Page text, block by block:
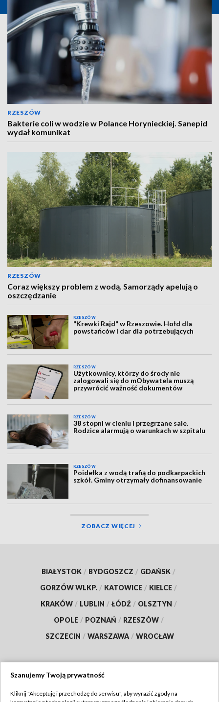
RZESZÓW
Bakterie coli w wodzie w Polance Horynieckiej. Sanepid
wydał komunikat
RZESZÓW
Coraz większy problem z wodą. Samorządy apelują o
oszczędzanie
RZESZÓW
"Krewki Rajd" w Rzeszowie. Hołd dla
powstańców i dar dla potrzebujących
RZESZÓW
Użytkownicy, którzy do środy nie
zalogowali się do mObywatela muszą
przywrócić ważność dokumentów
RZESZÓW
38 stopni w cieniu i przegrzane sale.
Rodzice alarmują o warunkach w szpitalu
RZESZÓW
Poidełka z wodą trafią do podkarpackich
szkół. Gminy otrzymały dofinansowanie
ZOBACZ WIĘCEJ
BIAŁYSTOK / BYDGOSZCZ / GDAŃSK /
GORZÓW WLKP. / KATOWICE / KIELCE /
KRAKÓW / LUBLIN / ŁÓDŹ / OLSZTYN /
OPOLE / POZNAŃ / RZESZÓW /
SZCZECIN / WARSZAWA / WROCŁAW
Szanujemy Twoją prywatność
Kliknij "Akceptuję i przechodzę do serwisu", aby wyrazić zgody na